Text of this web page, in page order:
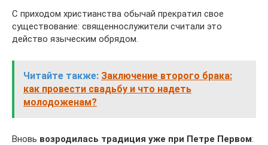
С приходом христианства обычай прекратил свое
существование: священнослужители считали это
действо языческим обрядом.
Читайте также: Заключение второго брака:
как провести свадьбу и что надеть
молодоженам?
Вновь возродилась традиция уже при Петре Первом: